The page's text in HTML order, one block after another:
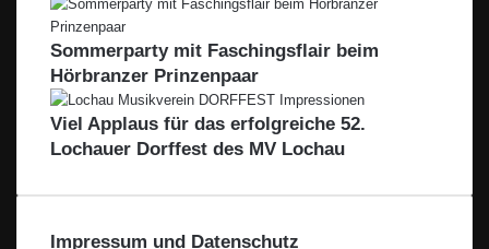
Sommerparty mit Faschingsflair beim
Hörbranzer Prinzenpaar
Viel Applaus für das erfolgreiche 52.
Lochauer Dorffest des MV Lochau
Impressum und Datenschutz